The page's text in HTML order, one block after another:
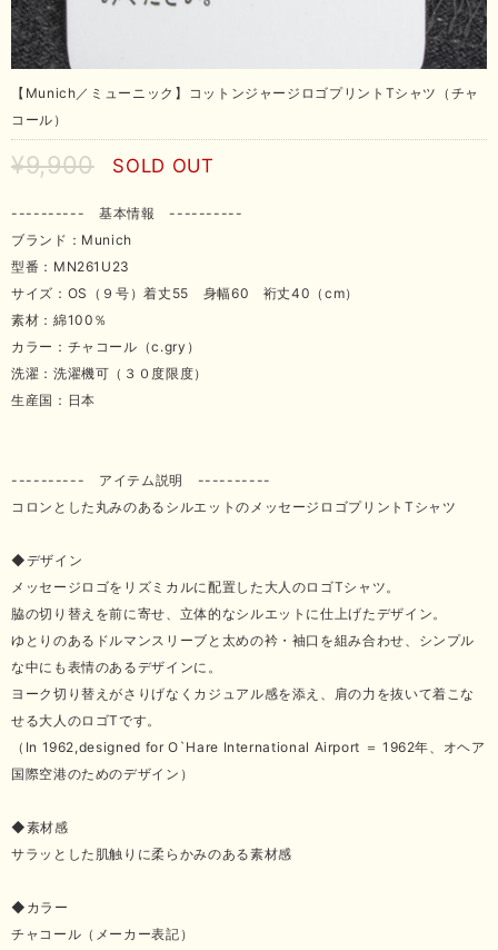
【Munich／ミューニック】コットンジャージロゴプリントTシャツ（チャ
コール）
¥9,900 SOLD OUT
---------- 基本情報 ----------
ブランド：Munich
型番：MN261U23
サイズ：OS（９号）着丈55 身幅60 裄丈40（cm）
素材：綿100％
カラー：チャコール（c.gry）
洗濯：洗濯機可（３０度限度）
生産国：日本
---------- アイテム説明 ----------
コロンとした丸みのあるシルエットのメッセージロゴプリントTシャツ
◆デザイン
メッセージロゴをリズミカルに配置した大人のロゴTシャツ。
脇の切り替えを前に寄せ、立体的なシルエットに仕上げたデザイン。
ゆとりのあるドルマンスリーブと太めの衿・袖口を組み合わせ、シンプル
な中にも表情のあるデザインに。
ヨーク切り替えがさりげなくカジュアル感を添え、肩の力を抜いて着こな
せる大人のロゴTです。
（In 1962,designed for O`Hare International Airport ＝ 1962年、オヘア
国際空港のためのデザイン）
◆素材感
サラッとした肌触りに柔らかみのある素材感
◆カラー
チャコール（メーカー表記）